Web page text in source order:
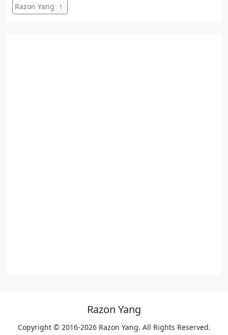
Razon Yang 1
Razon Yang
Copyright © 2016-2026 Razon Yang. All Rights Reserved.